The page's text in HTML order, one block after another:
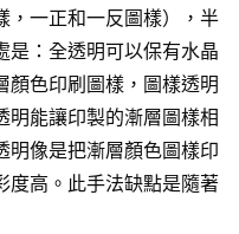
，一正和一反圖樣），半
是：全透明可以保有水晶
顏色印刷圖樣，圖樣透明
明能讓印製的漸層圖樣相
明像是把漸層顏色圖樣印
度高。此手法缺點是隨著